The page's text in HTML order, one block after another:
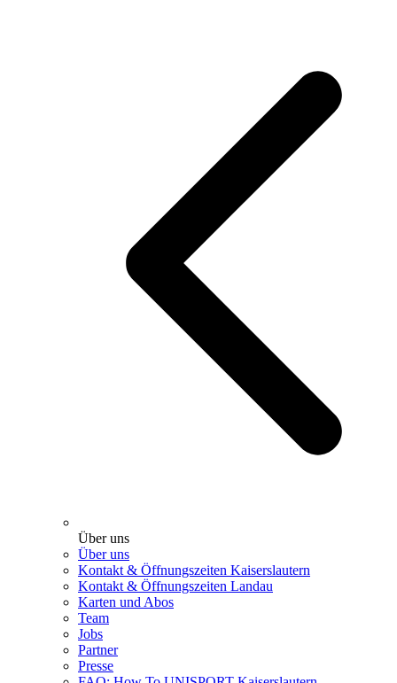
Über uns
Über uns
Kontakt & Öffnungszeiten Kaiserslautern
Kontakt & Öffnungszeiten Landau
Karten und Abos
Team
Jobs
Partner
Presse